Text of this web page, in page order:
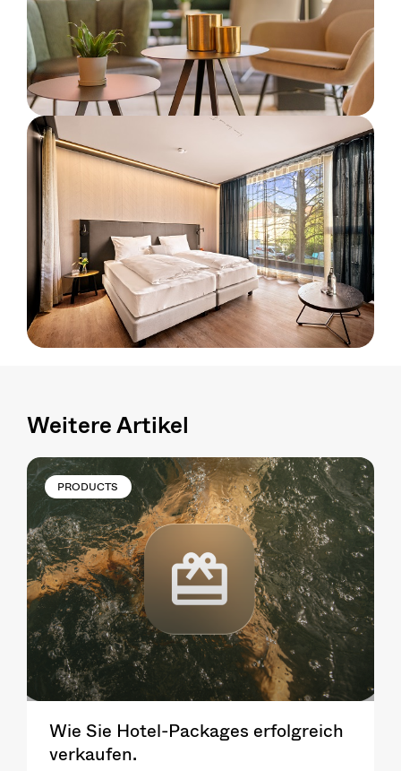
Weitere Artikel
PRODUCTS
Wie Sie Hotel-Packages erfolgreich
verkaufen.